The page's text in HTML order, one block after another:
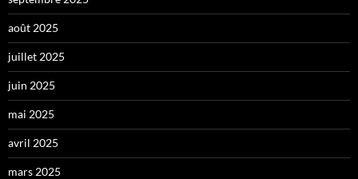
août 2025
juillet 2025
juin 2025
mai 2025
avril 2025
mars 2025